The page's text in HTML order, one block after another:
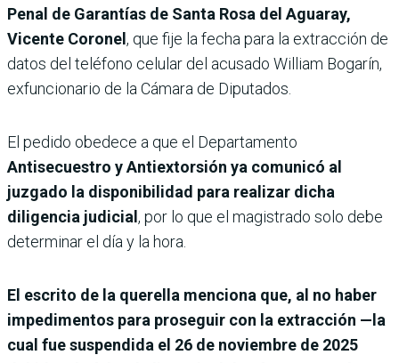
Penal de Garantías de Santa Rosa del Aguaray,
Vicente Coronel , que fije la fecha para la extracción de
datos del teléfono celular del acusado William Bogarín,
exfuncionario de la Cámara de Diputados.
El pedido obedece a que el Departamento
Antisecuestro y Antiextorsión ya comunicó al
juzgado la disponibilidad para realizar dicha
diligencia judicial , por lo que el magistrado solo debe
determinar el día y la hora.
El escrito de la querella menciona que, al no haber
impedimentos para proseguir con la extracción —la
cual fue suspendida el 26 de noviembre de 2025